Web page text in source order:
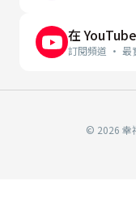
在
訂閱頻道 · 最
© 2026 幸